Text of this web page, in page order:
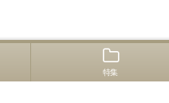
特集